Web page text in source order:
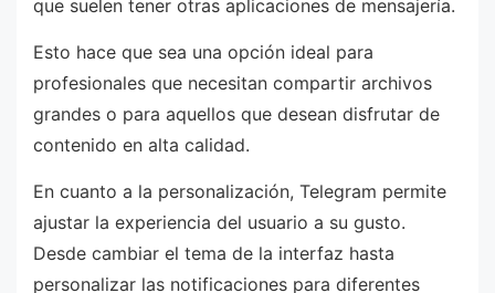
que suelen tener otras aplicaciones de mensajería.
Esto hace que sea una opción ideal para
profesionales que necesitan compartir archivos
grandes o para aquellos que desean disfrutar de
contenido en alta calidad.
En cuanto a la personalización, Telegram permite
ajustar la experiencia del usuario a su gusto.
Desde cambiar el tema de la interfaz hasta
personalizar las notificaciones para diferentes